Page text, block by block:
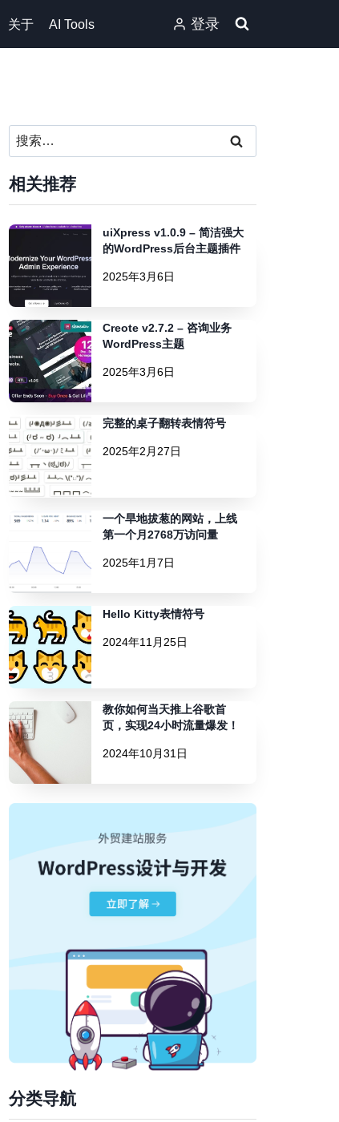
关于 AI Tools 登录
搜
索：
相关推荐
uiXpress v1.0.9 – 简洁强大
的WordPress后台主题插件
2025年3月6日
Creote v2.7.2 – 咨询业务
WordPress主题
2025年3月6日
完整的桌子翻转表情符号
2025年2月27日
一个旱地拔葱的网站，上线
第一个月2768万访问量
2025年1月7日
Hello Kitty表情符号
2024年11月25日
教你如何当天推上谷歌首
页，实现24小时流量爆发！
2024年10月31日
分类导航